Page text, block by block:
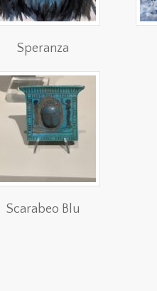
Speranza
Scarabeo Blu